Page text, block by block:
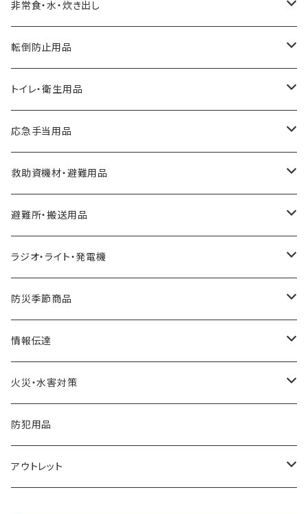
クッキー、ビスケット
非常食・水・炊き出し
アルファ化米
パスタ
スープ
缶詰
パン
レトルト食品
リゾット
非常食セット
一食ボックス
一食パック
インスタント麺
転倒防止用品
耐震マット
転倒防止用具
ガラス飛散防止フィルム
ブレーカー遮断装置
金具・ストッパー・ワイヤー
落下防止
トイレ・衛生用品
Letito
簡易トイレ
組み立て式簡易トイレ
トイレテント
衛生用品
応急手当用品
救急セット
止血・包帯・処置用品
救助資機材・避難用品
非常持出袋
ずきん・ヘルメット
工具
避難所・搬送用品
緊急避難所
テント
リアカー・避難車
担架
簡易ベッド
ラジオ・ライト・発電機
ガソリン缶
ガソリン携行缶
発電機
充電器・電池
防災季節商品
寒さ対策
暑さ・熱中症対策
情報伝達
メモ
メガホン・拡声器
火災・水害対策
ボート
防犯用品
アウトレット